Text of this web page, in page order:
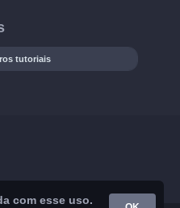
tutoriais
com esse uso.